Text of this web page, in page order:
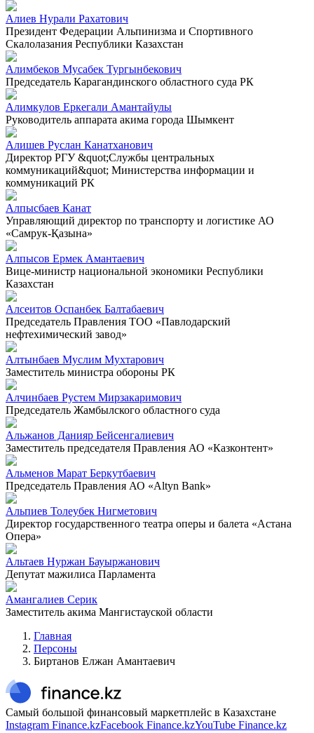
Алиев Нурали Рахатович
Президент Федерации Альпинизма и Спортивного
Скалолазания Республики Казахстан
Алимбеков Мусабек Тургынбекович
Председатель Карагандинского областного суда РК
Алимкулов Еркегали Амантайулы
Руководитель аппарата акима города Шымкент
Алишев Руслан Канатханович
Директор РГУ &quot;Службы центральных
коммуникаций&quot; Министерства информации и
коммуникаций РК
Алпысбаев Канат
Управляющий директор по транспорту и логистике АО
«Самрук-Қазына»
Алпысов Ермек Амантаевич
Вице-министр национальной экономики Республики
Казахстан
Алсеитов Оспанбек Балтабаевич
Председатель Правления ТОО «Павлодарский
нефтехимический завод»
Алтынбаев Муслим Мухтарович
Заместитель министра обороны РК
Алчинбаев Рустем Мирзакаримович
Председатель Жамбылского областного суда
Альжанов Данияр Бейсенгалиевич
Заместитель председателя Правления АО «Казконтент»
Альменов Марат Беркутбаевич
Председатель Правления АО «Altyn Bank»
Альпиев Толеубек Нигметович
Директор государственного театра оперы и балета «Астана
Опера»
Альтаев Нуржан Бауыржанович
Депутат мажилиса Парламента
Амангалиев Серик
Заместитель акима Мангистауской области
Главная
Персоны
Биртанов Елжан Амантаевич
Самый большой финансовый маркетплейс в Казахстане
Instagram Finance.kzFacebook Finance.kzYouTube Finance.kz